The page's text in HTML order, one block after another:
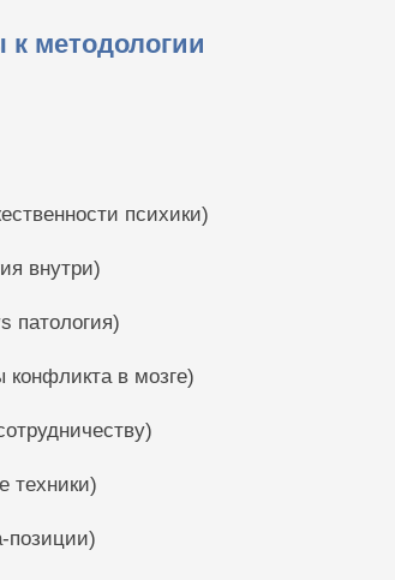
методологии
психики)
внутри)
патология)
в мозге)
техники)
позиции)